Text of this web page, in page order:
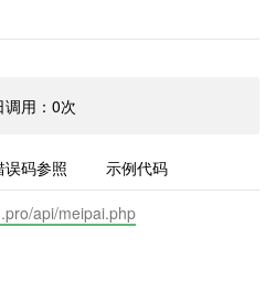
调用：0次
误码参照 示例代码
api/meipai.php